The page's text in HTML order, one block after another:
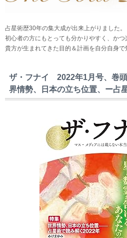
占星術歴30年の集大成が出来上がりました。
初心者の方にもとっても分かりやすく、かつ
貴方が生まれてきた目的＆計画を自分自身で
ザ・フナイ 2022年1月号、巻
界情勢、日本の立ち位置、ー占